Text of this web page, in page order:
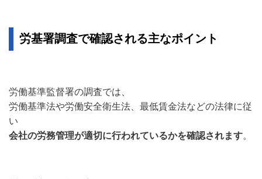
労基署調査で確認される主なポイント
労働基準監督署の調査では、
労働基準法や労働安全衛生法、最低賃金法などの法律に従
い
会社の労務管理が適切に行われているかを確認されます。